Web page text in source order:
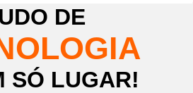
DE
SÓ LUGAR!